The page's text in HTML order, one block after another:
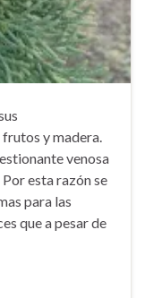
y madera.
venosa
esta razón se
para las
que a pesar de